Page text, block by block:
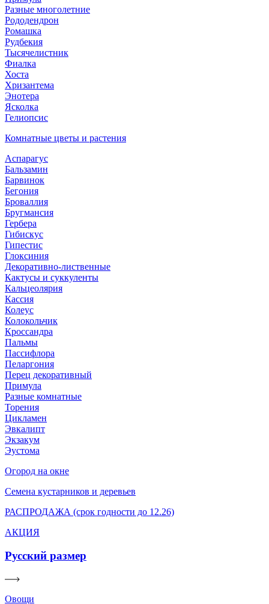
Разные многолетние
Рододендрон
Ромашка
Рудбекия
Тысячелистник
Фиалка
Хоста
Хризантема
Энотера
Ясколка
Гелиопсис
Комнатные цветы и растения
Аспарагус
Бальзамин
Барвинок
Бегония
Броваллия
Бругмансия
Гербера
Гибискус
Гипестис
Глоксиния
Декоративно-лиственные
Кактусы и суккуленты
Кальцеолярия
Кассия
Колеус
Колокольчик
Кроссандра
Пальмы
Пассифлора
Пеларгония
Перец декоративный
Примула
Разные комнатные
Торения
Цикламен
Эвкалипт
Экзакум
Эустома
Огород на окне
Семена кустарников и деревьев
РАСПРОДАЖА (срок годности до 12.26)
АКЦИЯ
Русский размер
Овощи